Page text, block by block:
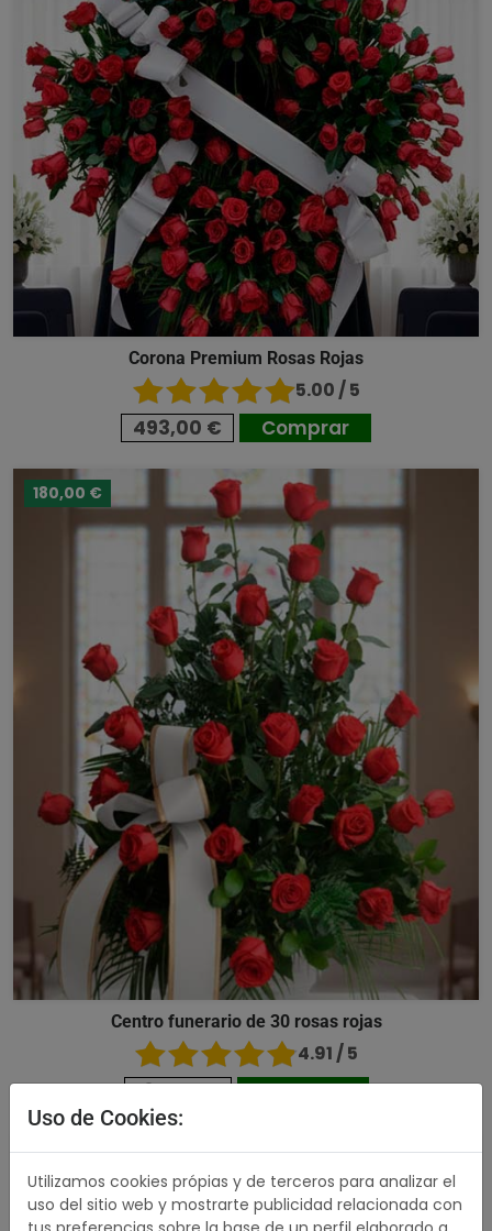
Corona Premium Rosas Rojas
5.00 / 5
493,00 € Comprar
180,00 €
Centro funerario de 30 rosas rojas
4.91 / 5
180,00 € Comprar
493,00 €
Uso de Cookies:
Utilizamos cookies própias y de terceros para analizar el
uso del sitio web y mostrarte publicidad relacionada con